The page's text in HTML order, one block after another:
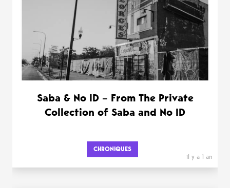
Saba & No ID – From The Private
Collection of Saba and No ID
CHRONIQUES
il y a 1 an